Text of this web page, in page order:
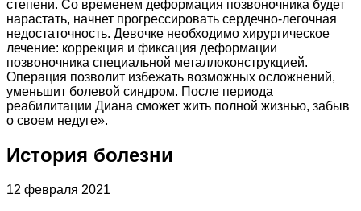
степени. Со временем деформация позвоночника будет
нарастать, начнет прогрессировать сердечно-легочная
недостаточность. Девочке необходимо хирургическое
лечение: коррекция и фиксация деформации
позвоночника специальной металлоконструкцией.
Операция позволит избежать возможных осложнений,
уменьшит болевой синдром. После периода
реабилитации Диана сможет жить полной жизнью, забыв
о своем недуге».
История болезни
12 февраля 2021